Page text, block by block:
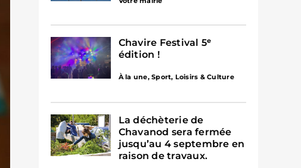
Chavire Festival 5ᵉ
édition !
À la une,Sport, Loisirs & Culture
La déchèterie de
Chavanod sera fermée
jusqu’au 4 septembre en
raison de travaux.